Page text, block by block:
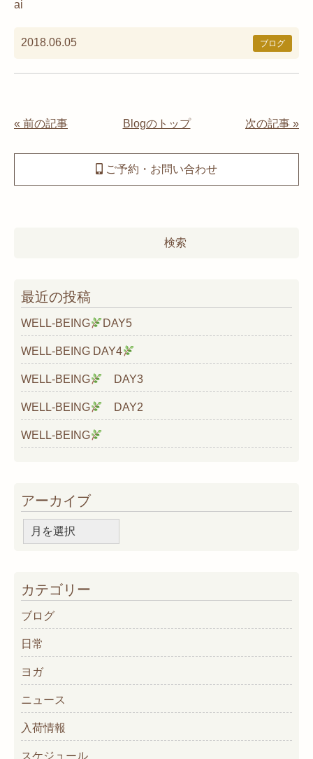
ai
2018.06.05 ブログ
« 前の記事 Blogのトップ 次の記事 »
ご予約・お問い合わせ
最近の投稿
WELL-BEING DAY5
WELL-BEING DAY4
WELL-BEING DAY3
WELL-BEING DAY2
WELL-BEING
アーカイブ
ー
ブ
カテゴリー
ブログ
日常
ヨガ
ニュース
入荷情報
スケジュール